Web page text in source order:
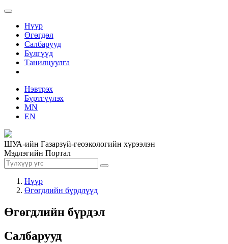
Нүүр
Өгөгдөл
Салбарууд
Бүлгүүд
Танилцуулга
Нэвтрэх
Бүртгүүлэх
MN
EN
ШУА-ийн Газарзүй-геоэкологийн хүрээлэн
Мэдлэгийн Портал
Нүүр
Өгөгдлийн бүрдлүүд
Өгөгдлийн бүрдэл
Салбарууд